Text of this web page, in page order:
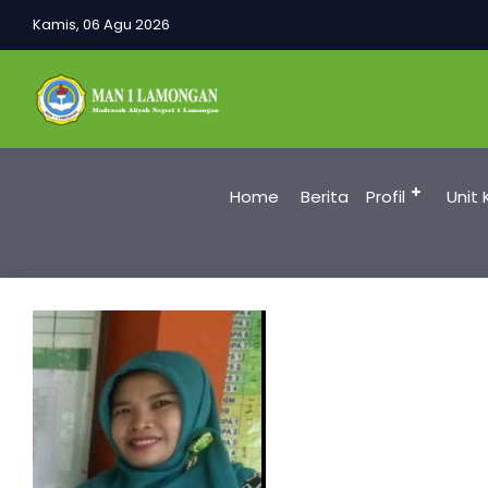
Kamis, 06 Agu 2026
Home Berita Profil Unit